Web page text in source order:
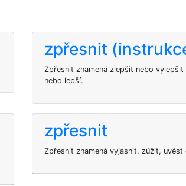
zpřesnit
Zpřesnit znamená zlepšit nebo
nebo lepší.
zpřesnit
Zpřesnit znamená vyjasnit, zúžit,